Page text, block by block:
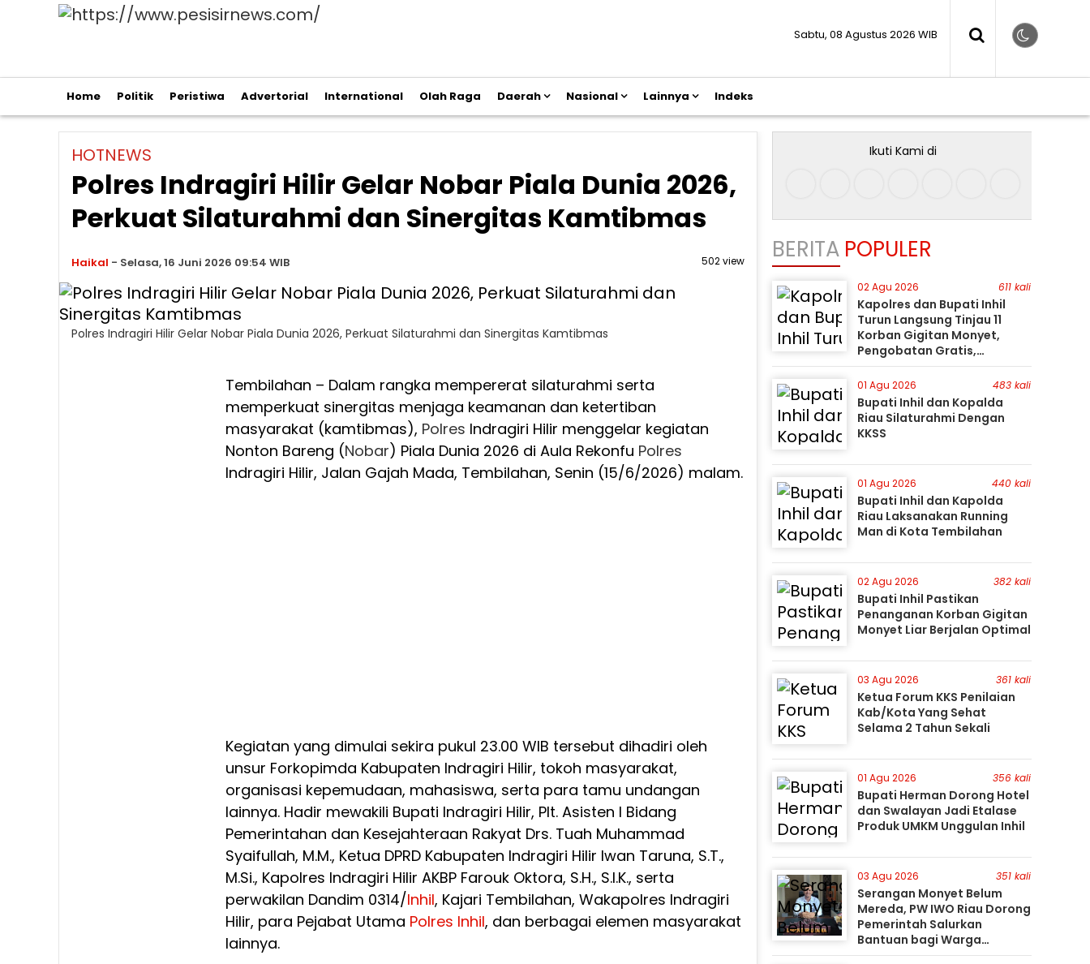
Sabtu, 08 Agustus 2026 WIB
Home Politik Peristiwa Advertorial International Olah Raga Daerah Nasional Lainnya Indeks
HOTNEWS
Polres Indragiri Hilir Gelar Nobar Piala Dunia 2026,
Perkuat Silaturahmi dan Sinergitas Kamtibmas
Haikal - Selasa, 16 Juni 2026 09:54 WIB 502 view
Polres Indragiri Hilir Gelar Nobar Piala Dunia 2026, Perkuat Silaturahmi dan Sinergitas Kamtibmas
Tembilahan – Dalam rangka mempererat silaturahmi serta
memperkuat sinergitas menjaga keamanan dan ketertiban
masyarakat (kamtibmas), Polres Indragiri Hilir menggelar kegiatan
Nonton Bareng (Nobar) Piala Dunia 2026 di Aula Rekonfu Polres
Indragiri Hilir, Jalan Gajah Mada, Tembilahan, Senin (15/6/2026) malam.
Kegiatan yang dimulai sekira pukul 23.00 WIB tersebut dihadiri oleh
unsur Forkopimda Kabupaten Indragiri Hilir, tokoh masyarakat,
organisasi kepemudaan, mahasiswa, serta para tamu undangan
lainnya. Hadir mewakili Bupati Indragiri Hilir, Plt. Asisten I Bidang
Pemerintahan dan Kesejahteraan Rakyat Drs. Tuah Muhammad
Syaifullah, M.M., Ketua DPRD Kabupaten Indragiri Hilir Iwan Taruna, S.T.,
M.Si., Kapolres Indragiri Hilir AKBP Farouk Oktora, S.H., S.I.K., serta
perwakilan Dandim 0314/Inhil, Kajari Tembilahan, Wakapolres Indragiri
Hilir, para Pejabat Utama Polres Inhil, dan berbagai elemen masyarakat
lainnya.
Ikuti Kami di
BERITA POPULER
02 Agu 2026 611 kali
Kapolres dan Bupati Inhil
Turun Langsung Tinjau 11
Korban Gigitan Monyet,
Pengobatan Gratis,
Perburuan Terus Berlanjut
01 Agu 2026 483 kali
Bupati Inhil dan Kopalda
Riau Silaturahmi Dengan
KKSS
01 Agu 2026 440 kali
Bupati Inhil dan Kapolda
Riau Laksanakan Running
Man di Kota Tembilahan
02 Agu 2026 382 kali
Bupati Inhil Pastikan
Penanganan Korban Gigitan
Monyet Liar Berjalan Optimal
03 Agu 2026 361 kali
Ketua Forum KKS Penilaian
Kab/Kota Yang Sehat
Selama 2 Tahun Sekali
01 Agu 2026 356 kali
Bupati Herman Dorong Hotel
dan Swalayan Jadi Etalase
Produk UMKM Unggulan Inhil
03 Agu 2026 351 kali
Serangan Monyet Belum
Mereda, PW IWO Riau Dorong
Pemerintah Salurkan
Bantuan bagi Warga
Terdampak